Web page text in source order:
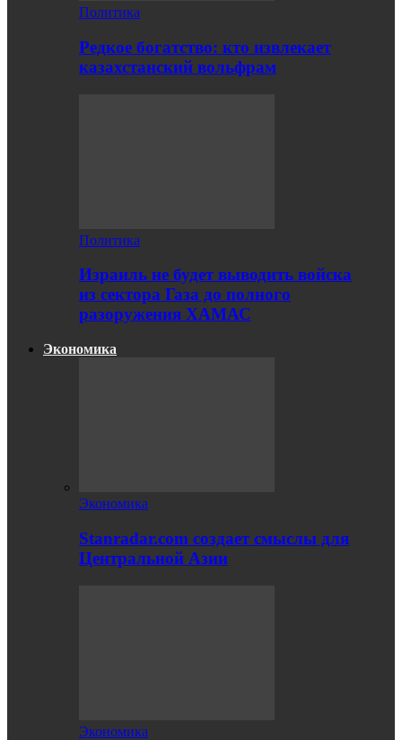
Политика
Редкое богатство: кто извлекает
казахстанский вольфрам
Политика
Израиль не будет выводить войска
из сектора Газа до полного
разоружения ХАМАС
Экономика
Экономика
Stanradar.com создает смыслы для
Центральной Азии
Экономика